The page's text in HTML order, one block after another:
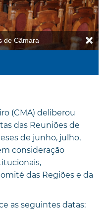
de Câmara
(CMA) deliberou
das Reuniões de
de junho, julho,
consideração
das Regiões e da
as seguintes datas: